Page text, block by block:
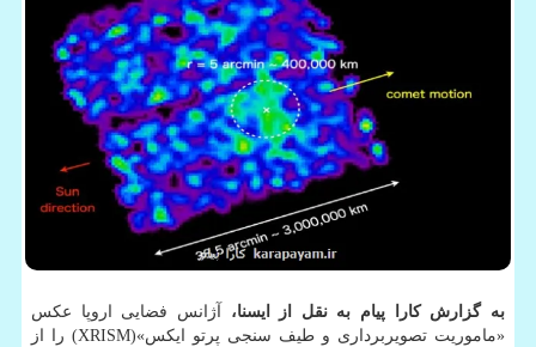
به گزارش کارا پیام به نقل از ایسنا، آژانس فضایی اروپا عکس
«ماموریت تصویربرداری و طیف سنجی پرتو ایکس»(XRISM) را از